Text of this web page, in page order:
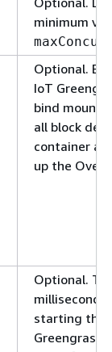
minimum
Optional.
IoT
bind
all block
container
up the
Optional.
starting
Greengrass